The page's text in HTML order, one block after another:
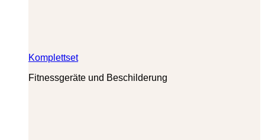
Komplettset
Fitnessgeräte und Beschilderung